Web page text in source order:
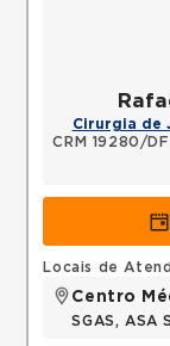
Cirurgia de
CRM 19280/DF
Locais de
Centro
SGAS, ASA